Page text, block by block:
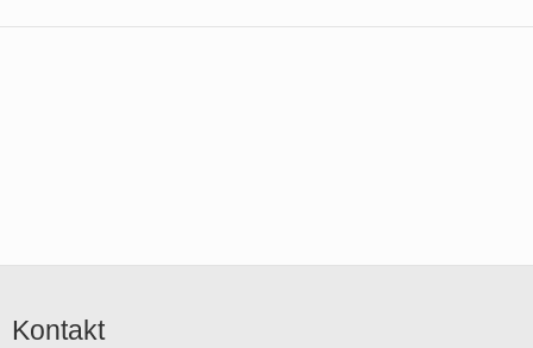
Kontakt